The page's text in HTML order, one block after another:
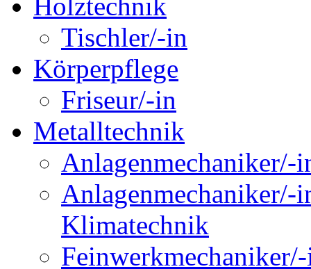
Tischler/-in
Körperpflege
Friseur/-in
Metalltechnik
Anlagenmechaniker/-
Anlagenmechaniker/-
Klimatechnik